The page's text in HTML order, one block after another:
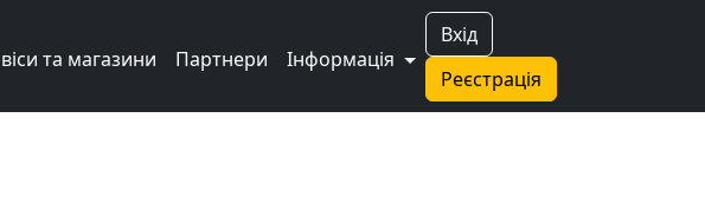
Вхід
Реєстрація
та магазини Партнери Інформація